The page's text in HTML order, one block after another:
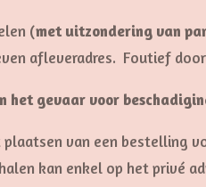
(met uitzondering van
afleveradres. Foutief
het gevaar voor
plaatsen van een bestelling
kan enkel op het privé